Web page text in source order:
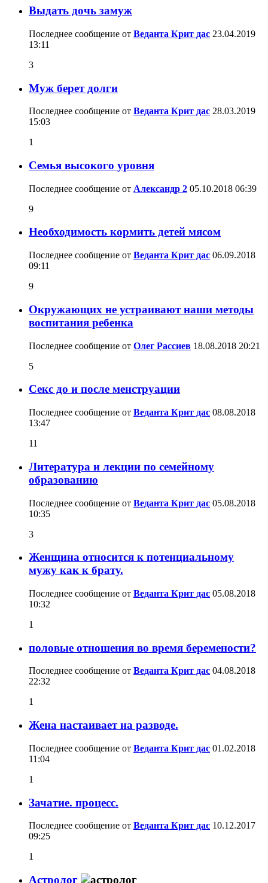
Выдать дочь замуж
Последнее сообщение от Веданта Крит дас 23.04.2019
13:11
3
Муж берет долги
Последнее сообщение от Веданта Крит дас 28.03.2019
15:03
1
Семья высокого уровня
Последнее сообщение от Александр 2 05.10.2018 06:39
9
Необходимость кормить детей мясом
Последнее сообщение от Веданта Крит дас 06.09.2018
09:11
9
Окружающих не устраивают наши методы
воспитания ребенка
Последнее сообщение от Олег Рассиев 18.08.2018 20:21
5
Секс до и после менструации
Последнее сообщение от Веданта Крит дас 08.08.2018
13:47
11
Литература и лекции по семейному
образованию
Последнее сообщение от Веданта Крит дас 05.08.2018
10:35
3
Женщина относится к потенциальному
мужу как к брату.
Последнее сообщение от Веданта Крит дас 05.08.2018
10:32
1
половые отношения во время беремености?
Последнее сообщение от Веданта Крит дас 04.08.2018
22:32
1
Жена настаивает на разводе.
Последнее сообщение от Веданта Крит дас 01.02.2018
11:04
1
Зачатие. процесс.
Последнее сообщение от Веданта Крит дас 10.12.2017
09:25
1
Астролог